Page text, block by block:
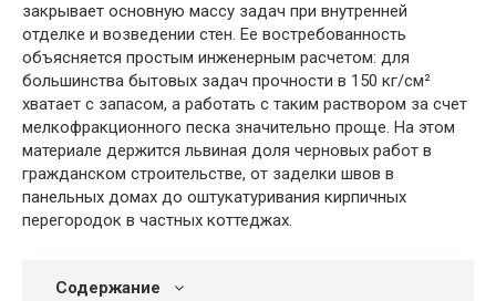
закрывает основную массу задач при внутренней
отделке и возведении стен. Ее востребованность
объясняется простым инженерным расчетом: для
большинства бытовых задач прочности в 150 кг/см²
хватает с запасом, а работать с таким раствором за счет
мелкофракционного песка значительно проще. На этом
материале держится львиная доля черновых работ в
гражданском строительстве, от заделки швов в
панельных домах до оштукатуривания кирпичных
перегородок в частных коттеджах.
Содержание